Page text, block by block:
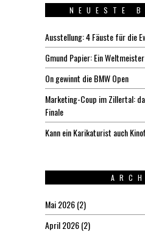
NEUESTE
Ausstellung: 4 Fäuste für die
Gmund Papier: Ein
On gewinnt die BMW Open
Marketing-Coup im Zillertal:
Finale
Kann ein Karikaturist auch
Mai 2026(2)
April 2026(2)